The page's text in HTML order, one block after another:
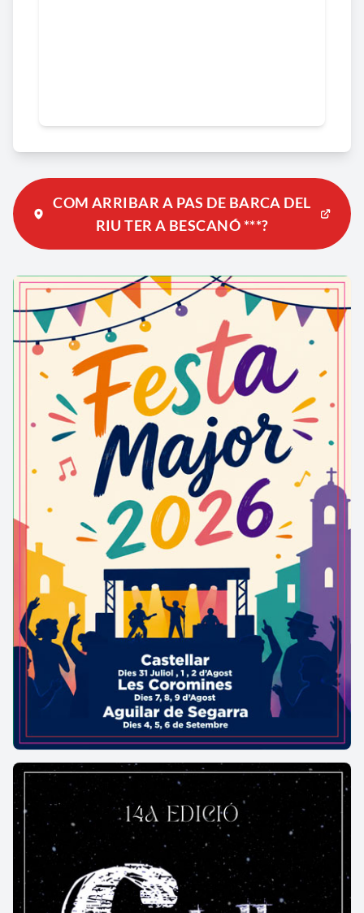
COM ARRIBAR A PAS DE BARCA DEL
RIU TER A BESCANÓ ***?